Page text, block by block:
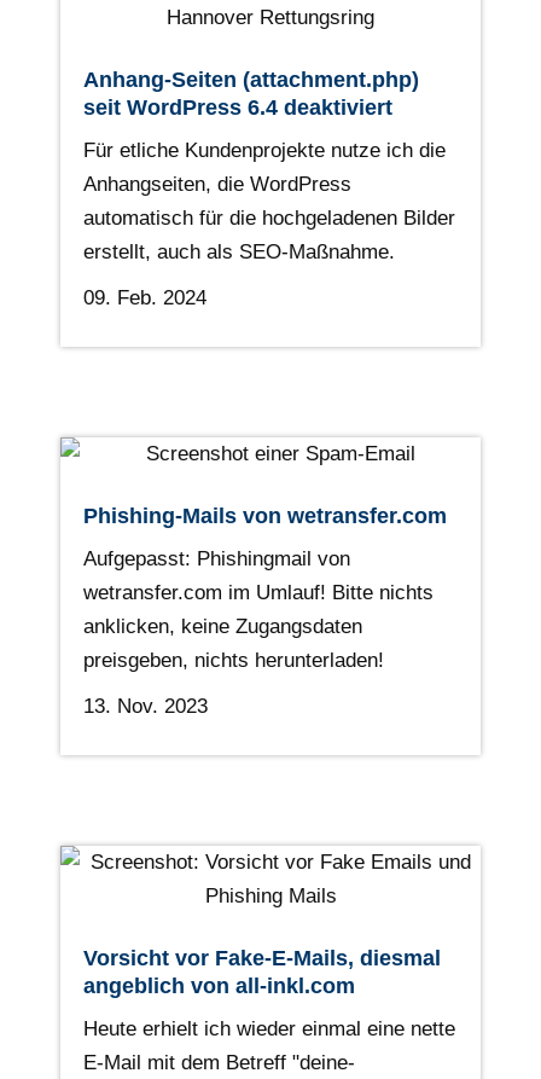
Anhang-Seiten (attachment.php)
seit WordPress 6.4 deaktiviert
Für etliche Kundenprojekte nutze ich die
Anhangseiten, die WordPress
automatisch für die hochgeladenen Bilder
erstellt, auch als SEO-Maßnahme.
09. Feb. 2024
Phishing-Mails von wetransfer.com
Aufgepasst: Phishingmail von
wetransfer.com im Umlauf! Bitte nichts
anklicken, keine Zugangsdaten
preisgeben, nichts herunterladen!
13. Nov. 2023
Vorsicht vor Fake-E-Mails, diesmal
angeblich von all-inkl.com
Heute erhielt ich wieder einmal eine nette
E-Mail mit dem Betreff "deine-